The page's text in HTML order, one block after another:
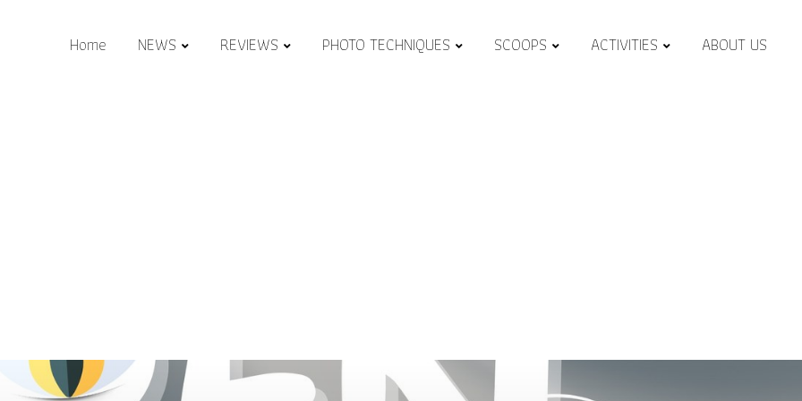
Home NEWS REVIEWS PHOTO TECHNIQUES SCOOPS ACTIVITIES ABOUT US